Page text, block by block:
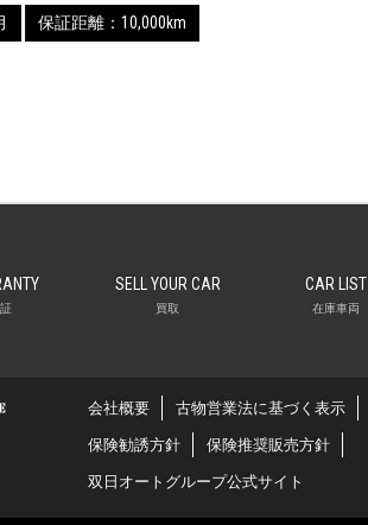
保証距離：10,000km
SELL YOUR CAR
買取
CAR LIST
在庫車両
会社概要 古物営業法に基づく表示
保険勧誘方針 保険推奨販売方針
双日オートグループ公式サイト